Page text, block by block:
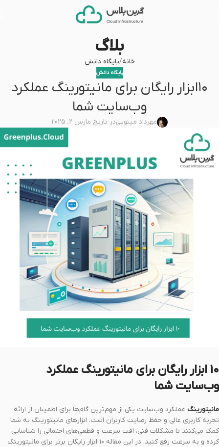
بلاگ
خانه پایگاه دانش
پایگاه دانش
۱۰ابزار رایگان برای مانیتورینگ عملکرد
وب‌سایت شما
مهرداد مینوییدر تاریخ مارس 2, 2025
۱۰ ابزار رایگان برای مانیتورینگ عملکرد
وب‌سایت شما
مانیتورینگ عملکرد وب‌سایت یکی از مهم‌ترین گام‌ها برای اطمینان از ارائه
تجربه کاربری عالی و حفظ رضایت کاربران است. ابزارهای مانیتورینگ به شما
کمک می‌کنند تا مشکلات فنی، افت سرعت و قطعی‌های احتمالی را شناسایی
کرده و به سرعت رفع کنید. در این مقاله ۱۰ ابزار رایگان برتر برای مانیتورینگ